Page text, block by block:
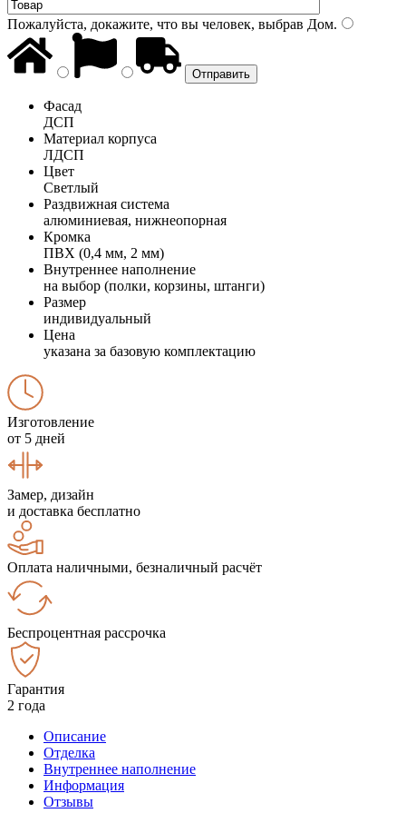
Пожалуйста, докажите, что вы человек, выбрав Дом.
Фасад
ДСП
Материал корпуса
ЛДСП
Цвет
Светлый
Раздвижная система
алюминиевая, нижнеопорная
Кромка
ПВХ (0,4 мм, 2 мм)
Внутреннее наполнение
на выбор (полки, корзины, штанги)
Размер
индивидуальный
Цена
указана за базовую комплектацию
Изготовление
от 5 дней
Замер, дизайн
и доставка бесплатно
Оплата наличными, безналичный расчёт
Беспроцентная рассрочка
Гарантия
2 года
Описание
Отделка
Внутреннее наполнение
Информация
Отзывы